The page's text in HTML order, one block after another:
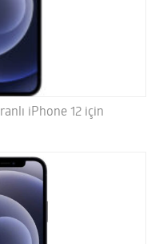
iPhone 12 için